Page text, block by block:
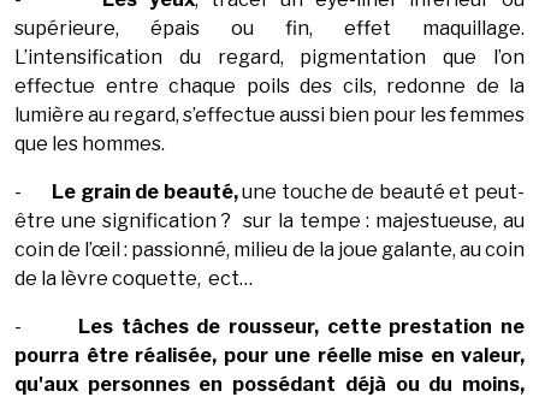
supérieure, épais ou fin, effet maquillage.
L’intensification du regard, pigmentation que l’on
effectue entre chaque poils des cils, redonne de la
lumière au regard, s’effectue aussi bien pour les femmes
que les hommes.
- Le grain de beauté,une touche de beauté et peut-
être une signification ? sur la tempe : majestueuse, au
coin de l’œil : passionné, milieu de la joue galante, au coin
de la lèvre coquette, ect…
- Les tâches de rousseur, cette prestation ne
pourra être réalisée, pour une réelle mise en valeur,
qu'aux personnes en possédant déjà ou du moins,